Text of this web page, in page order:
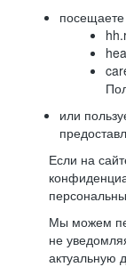
или
Если на
Мы можем
не
актуальную